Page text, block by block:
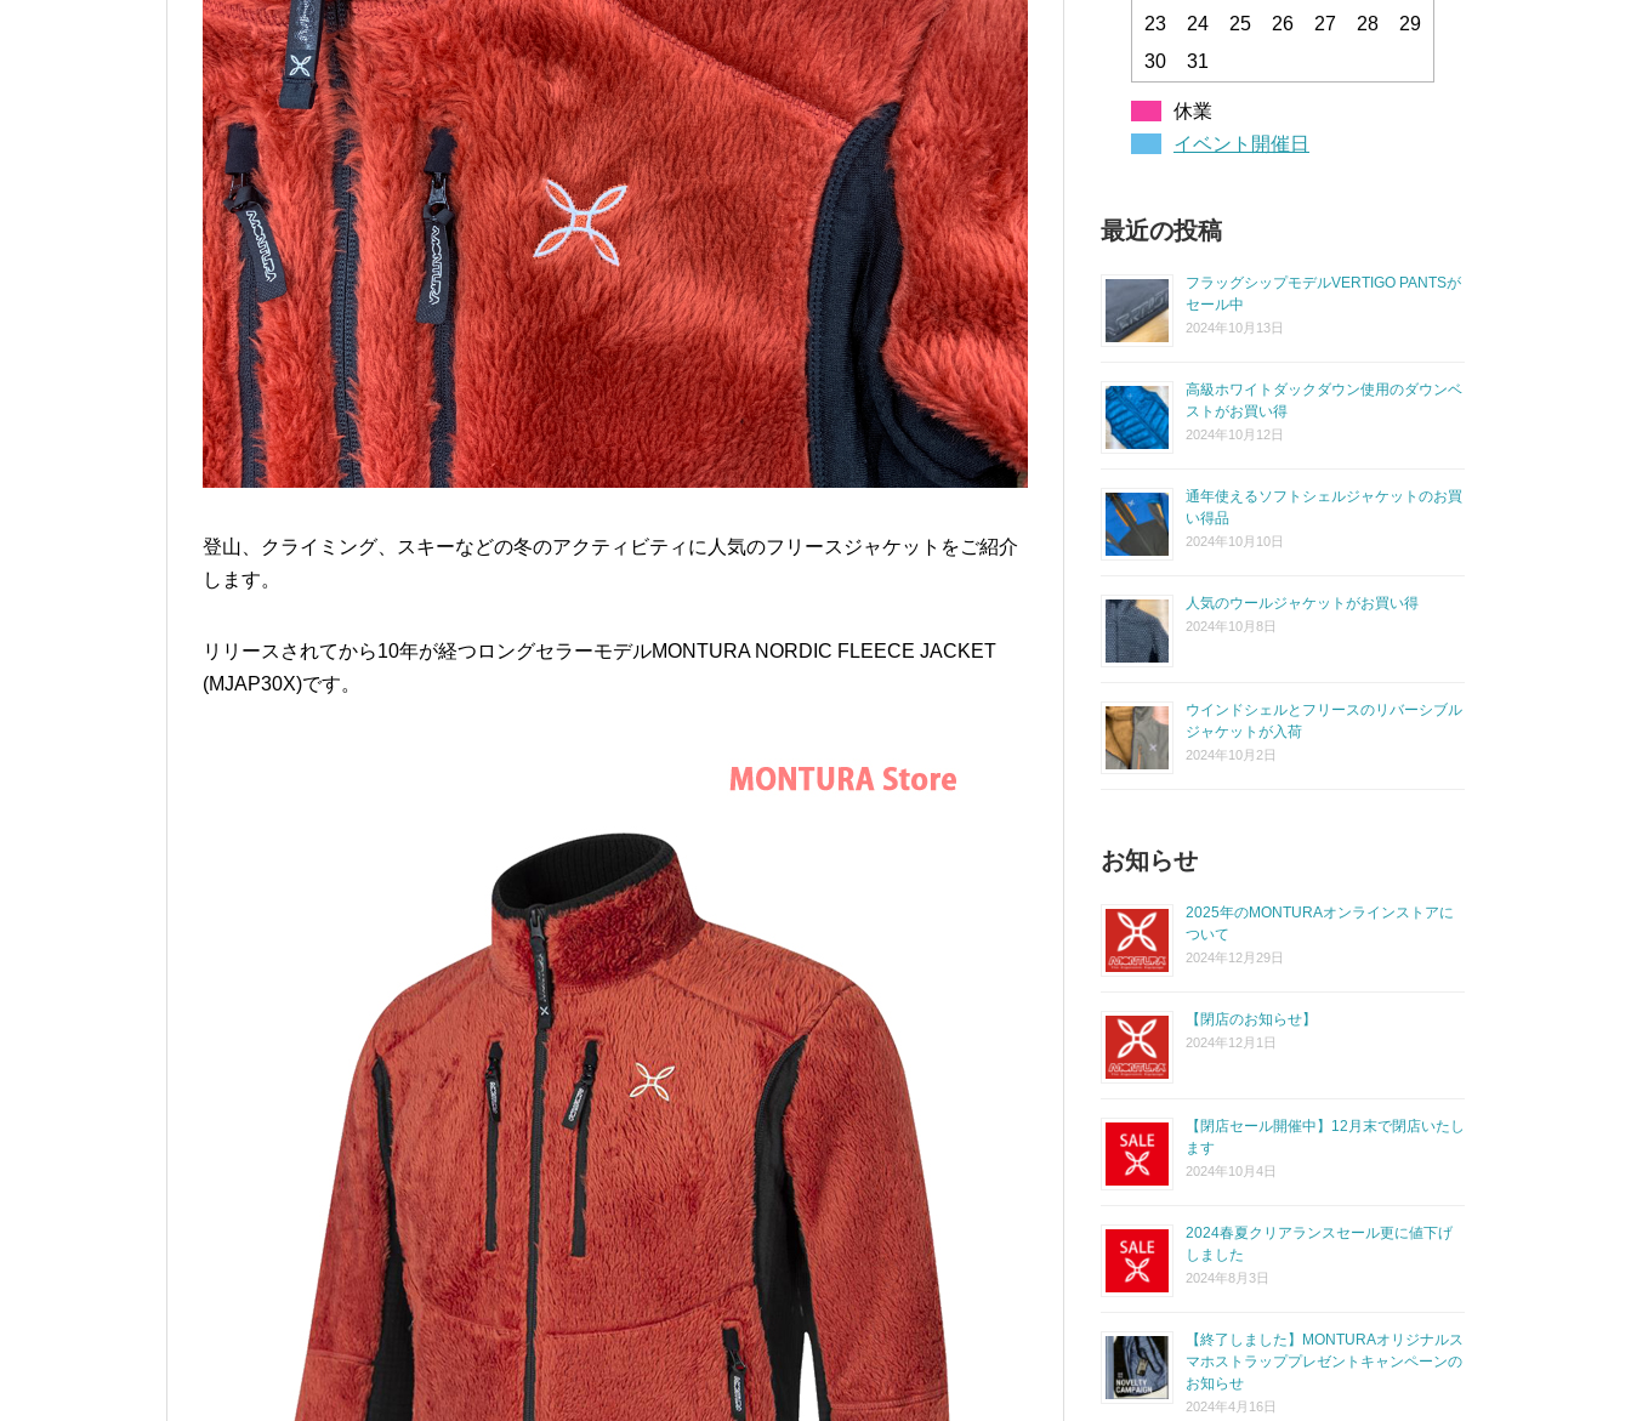
登山、クライミング、スキーなどの冬のアクティビティに人気のフリースジャケットをご紹介
します。
リリースされてから10年が経つロングセラーモデルMONTURA NORDIC FLEECE JACKET
(MJAP30X)です。
23 24 25 26 27 28
29
30
31
休業
イベント開催日
最近の投稿
フラッグシップモデルVERTIGO PANTSが
セール中
2024年10月13日
高級ホワイトダックダウン使用のダウンベ
ストがお買い得
2024年10月12日
通年使えるソフトシェルジャケットのお買
い得品
2024年10月10日
人気のウールジャケットがお買い得
2024年10月8日
ウインドシェルとフリースのリバーシブル
ジャケットが入荷
2024年10月2日
お知らせ
2025年のMONTURAオンラインストアに
ついて
2024年12月29日
【閉店のお知らせ】
2024年12月1日
【閉店セール開催中】12月末で閉店いたし
ます
2024年10月4日
2024春夏クリアランスセール更に値下げ
しました
2024年8月3日
【終了しました】MONTURAオリジナルス
マホストラッププレゼントキャンペーンの
お知らせ
2024年4月16日